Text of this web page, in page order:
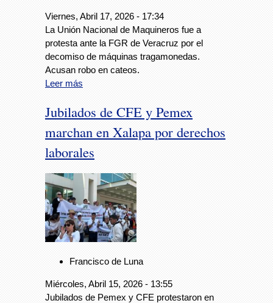
Viernes, Abril 17, 2026 - 17:34
La Unión Nacional de Maquineros fue a
protesta ante la FGR de Veracruz por el
decomiso de máquinas tragamonedas.
Acusan robo en cateos.
Leer más
Jubilados de CFE y Pemex
marchan en Xalapa por derechos
laborales
Francisco de Luna
Miércoles, Abril 15, 2026 - 13:55
Jubilados de Pemex y CFE protestaron en